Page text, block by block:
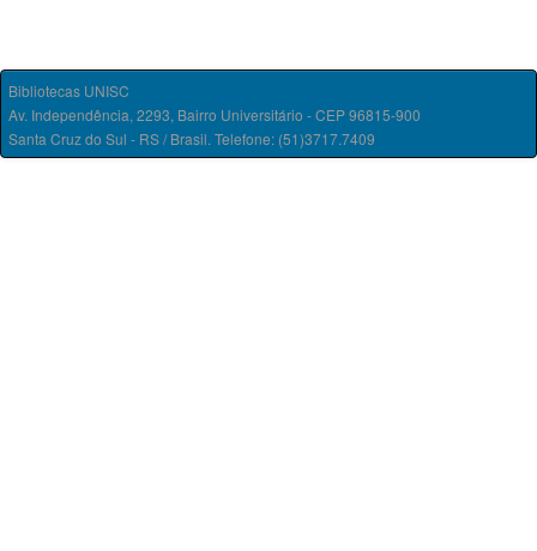
Bibliotecas UNISC
Av. Independência, 2293, Bairro Universitário - CEP 96815-900
Santa Cruz do Sul - RS / Brasil. Telefone: (51)3717.7409